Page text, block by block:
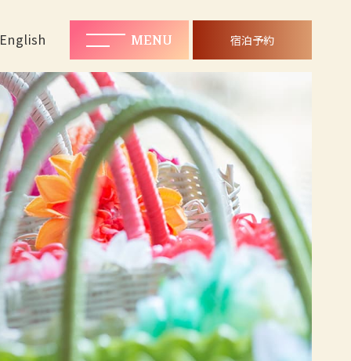
English MENU 宿泊予約
MENU 宿泊予約
Rooms
ご宿泊客室
Plan
プラン一覧